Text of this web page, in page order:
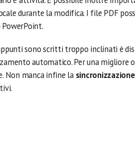
durante la modifica. I file PDF
PowerPoint.
sono scritti troppo inclinati è
automatico. Per una migliore
Non manca infine la